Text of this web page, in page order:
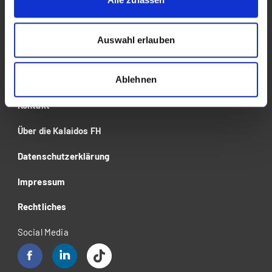
Auswahl erlauben
Ablehnen
Veranstaltungen
Kontakt
Über die Kalaidos FH
Datenschutzerklärung
Impressum
Rechtliches
Social Media